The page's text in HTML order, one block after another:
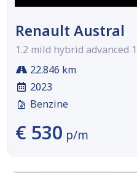
Renault Austral
1.2 mild hybrid advanced
22.846 km
2023
Benzine
€ 530 p/m